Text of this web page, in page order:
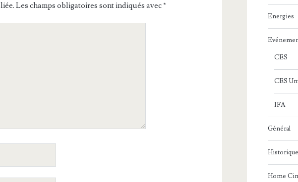
Les champs obligatoires sont indiqués avec*
Energies
CES
CES
IFA
Général
Historique
Home